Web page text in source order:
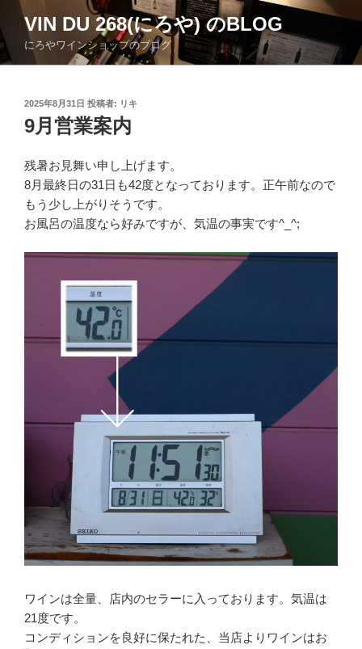
ン
テ
ン
VIN DU 268(にろや) のBLOG
にろやワインショップのブログ
投
稿
日:
2025年8月31日 投稿者: リキ
9月営業案内
残暑お見舞い申し上げます。
8月最終日の31日も42度となっております。正午前なので
もう少し上がりそうです。
お風呂の温度なら好みですが、気温の事実です^_^;
ワインは全量、店内のセラーに入っております。気温は
21度です。
コンディションを良好に保たれた、当店よりワインはお